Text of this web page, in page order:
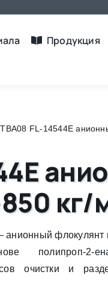
Продукция
FL-14544E
кг/
анионный флокулянт
полипроп-2-
очистки и